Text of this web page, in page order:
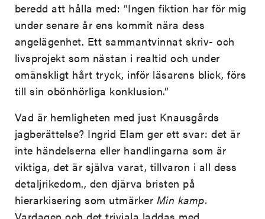
beredd att hålla med: ”Ingen fiktion har för mig
under senare år ens kommit nära dess
angelägenhet. Ett sammantvinnat skriv- och
livsprojekt som nästan i realtid och under
omänskligt hårt tryck, inför läsarens blick, förs
till sin obönhörliga konklusion.”
Vad är hemligheten med just Knausgårds
jagberättelse? Ingrid Elam ger ett svar: det är
inte händelserna eller handlingarna som är
viktiga, det är själva varat, tillvaron i all dess
detaljrikedom., den djärva bristen på
hierarkisering som utmärker Min kamp.